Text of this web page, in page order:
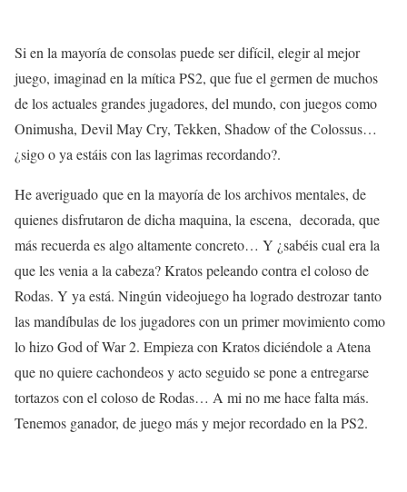
Si en la mayoría de consolas puede ser difícil, elegir al mejor
juego, imaginad en la mítica PS2, que fue el germen de muchos
de los actuales grandes jugadores, del mundo, con juegos como
Onimusha, Devil May Cry, Tekken, Shadow of the Colossus…
¿sigo o ya estáis con las lagrimas recordando?.
Heaveriguado que en la mayoría de los archivos mentales, de
quienes disfrutaron de dicha maquina, la escena, decorada, que
más recuerda es algoaltamenteconcreto… Y ¿sabéis cual era la
que les venia a la cabeza? Kratos peleando contra el coloso de
Rodas. Y ya está. Ningún videojuego halogradodestrozartanto
las mandíbulas de los jugadores con un primermovimientocomo
lo hizo God of War 2. Empieza con Kratos diciéndole a Atena
que no quierecachondeosy acto seguido se pone aentregarse
tortazoscon el coloso de Rodas… A mi no me hace falta más.
Tenemos ganador, de juego más y mejor recordado en la PS2.